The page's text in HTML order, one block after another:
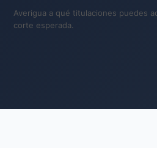
Averigua a qué titulaciones puedes
corte esperada.